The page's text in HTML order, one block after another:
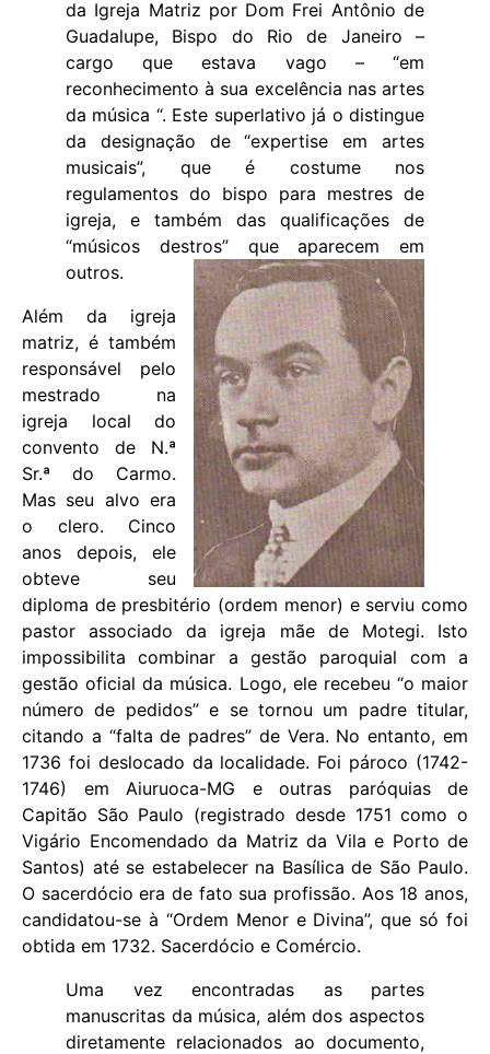
da Igreja Matriz por Dom Frei Antônio de
Guadalupe, Bispo do Rio de Janeiro –
cargo que estava vago – “em
reconhecimento à sua excelência nas artes
da música “. Este superlativo já o distingue
da designação de “expertise em artes
musicais”, que é costume nos
regulamentos do bispo para mestres de
igreja, e também das qualificações de
“músicos destros” que aparecem em
outros.
Além da igreja
matriz, é também
responsável pelo
mestrado na
igreja local do
convento de N.ª
Sr.ª do Carmo.
Mas seu alvo era
o clero. Cinco
anos depois, ele
obteve seu
diploma de presbitério (ordem menor) e serviu como
pastor associado da igreja mãe de Motegi. Isto
impossibilita combinar a gestão paroquial com a
gestão oficial da música. Logo, ele recebeu “o maior
número de pedidos” e se tornou um padre titular,
citando a “falta de padres” de Vera. No entanto, em
1736 foi deslocado da localidade. Foi pároco (1742-
1746) em Aiuruoca-MG e outras paróquias de
Capitão São Paulo (registrado desde 1751 como o
Vigário Encomendado da Matriz da Vila e Porto de
Santos) até se estabelecer na Basílica de São Paulo.
O sacerdócio era de fato sua profissão. Aos 18 anos,
candidatou-se à “Ordem Menor e Divina”, que só foi
obtida em 1732. Sacerdócio e Comércio.
Uma vez encontradas as partes
manuscritas da música, além dos aspectos
diretamente relacionados ao documento,